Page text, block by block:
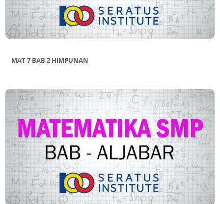
MAT 7 BAB 2 HIMPUNAN